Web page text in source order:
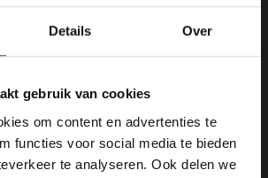
Details Over
gebruik van cookies
om content en advertenties te
functies voor social media te bieden
te analyseren. Ook delen we
een race goed voelt, is wel duidelijk,
een thuisrace voelt natuurlijk nog
wat ik had gedroomd en wat ik had
een kampioenschap winnen na is
BIJ GRAND PRIX RADIO